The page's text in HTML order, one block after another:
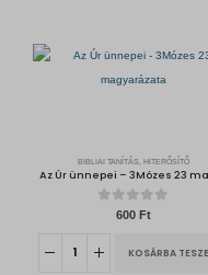
BIBLIAI TANÍTÁS, HITERŐSÍTŐ
out of 5
600 Ft
KOSÁRBA